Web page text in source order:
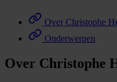
Over Christophe
Onderwerpen
Over Christophe